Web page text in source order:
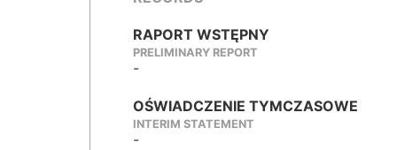
RAPORT WSTĘPNY
PRELIMINARY REPORT
-
OŚWIADCZENIE TYMCZASOWE
INTERIM STATEMENT
-